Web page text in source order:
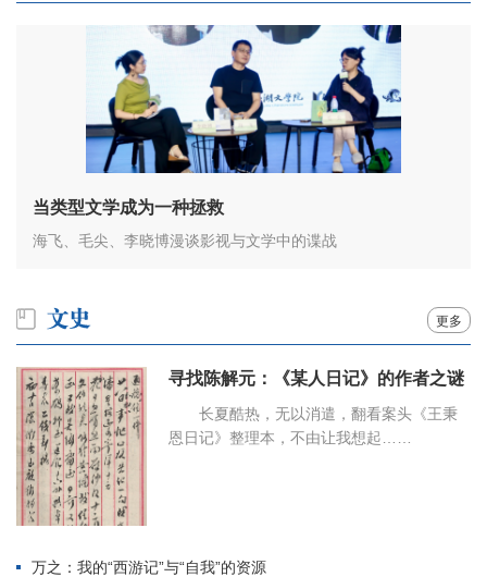
当类型文学成为一种拯救
海飞、毛尖、李晓博漫谈影视与文学中的谍战
更多
寻找陈解元：《某人日记》的作者之谜
长夏酷热，无以消遣，翻看案头《王秉
恩日记》整理本，不由让我想起……
万之：我的“西游记”与“自我”的资源